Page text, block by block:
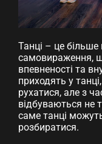
Танці – це більше
самовираження,
впевненості та
приходять у
рухатися, але з
відбуваються не
саме танці
розбиратися.